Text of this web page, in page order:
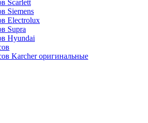
Scarlett
Siemens
Electrolux
Supra
Hyundai
Karcher оригинальные